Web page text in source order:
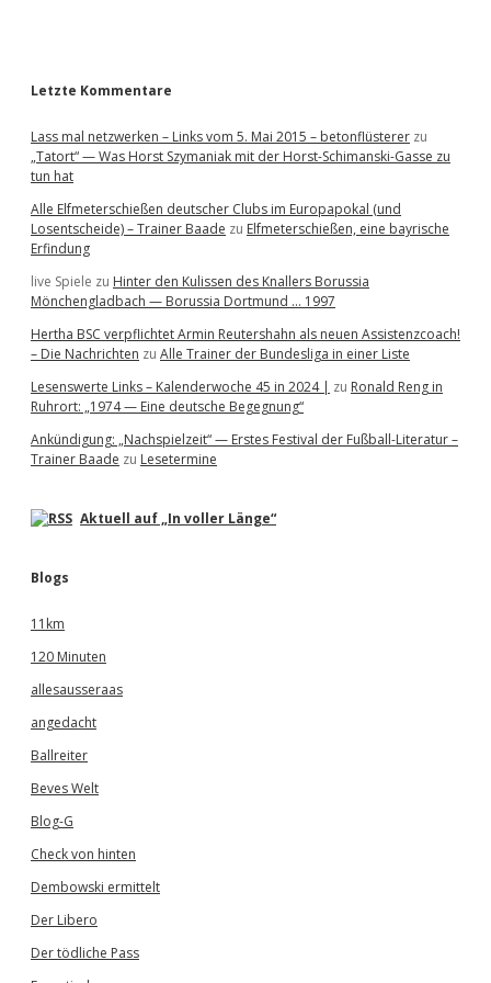
Letzte Kommentare
Lass mal netzwerken – Links vom 5. Mai 2015 – betonflüsterer zu
„Tatort“ — Was Horst Szymaniak mit der Horst-Schimanski-Gasse zu
tun hat
Alle Elfmeterschießen deutscher Clubs im Europapokal (und
Losentscheide) – Trainer Baade zu Elfmeterschießen, eine bayrische
Erfindung
live Spiele zu Hinter den Kulissen des Knallers Borussia
Mönchengladbach — Borussia Dortmund … 1997
Hertha BSC verpflichtet Armin Reutershahn als neuen Assistenzcoach!
– Die Nachrichten zu Alle Trainer der Bundesliga in einer Liste
Lesenswerte Links – Kalenderwoche 45 in 2024 | zu Ronald Reng in
Ruhrort: „1974 — Eine deutsche Begegnung“
Ankündigung: „Nachspielzeit“ — Erstes Festival der Fußball-Literatur –
Trainer Baade zu Lesetermine
Aktuell auf „In voller Länge“
Blogs
11km
120 Minuten
allesausseraas
angedacht
Ballreiter
Beves Welt
Blog-G
Check von hinten
Dembowski ermittelt
Der Libero
Der tödliche Pass